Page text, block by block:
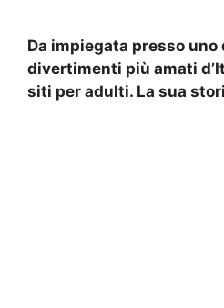
Da impiegata presso uno
divertimenti più amati
siti per adulti. La sua